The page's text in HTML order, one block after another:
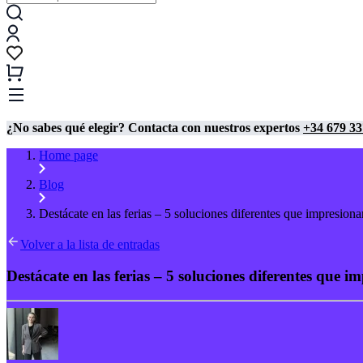
¿No sabes qué elegir? Contacta con nuestros expertos +34 679
Home page
Blog
Destácate en las ferias – 5 soluciones diferentes que
Volver a la lista de entradas
Destácate en las ferias – 5 soluciones diferentes que